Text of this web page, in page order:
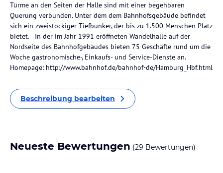
Türme an den Seiten der Halle sind mit einer begehbaren
Querung verbunden. Unter dem dem Bahnhofsgebäude befindet
sich ein zweistöckiger Tiefbunker, der bis zu 1.500 Menschen Platz
bietet. In der im Jahr 1991 eröffneten Wandelhalle auf der
Nordseite des Bahnhofgebäudes bieten 75 Geschäfte rund um die
Woche gastronomische-, Einkaufs- und Service-Dienste an.
Homepage: http://www.bahnhof.de/bahnhof-de/Hamburg_Hbf.html
Beschreibung bearbeiten
Neueste Bewertungen (29 Bewertungen)